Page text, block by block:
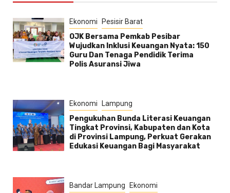
Ekonomi Pesisir Barat
OJK Bersama Pemkab Pesibar
Wujudkan Inklusi Keuangan Nyata: 150
Guru Dan Tenaga Pendidik Terima
Polis Asuransi Jiwa
Ekonomi Lampung
Pengukuhan Bunda Literasi Keuangan
Tingkat Provinsi, Kabupaten dan Kota
di Provinsi Lampung, Perkuat Gerakan
Edukasi Keuangan Bagi Masyarakat
Bandar Lampung Ekonomi